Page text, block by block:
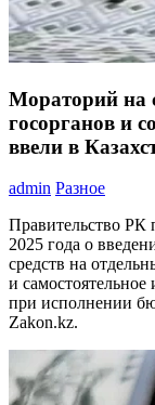
Мораторий на
госорганов и
ввели в
admin Разное
Правительство РК
2025 года о
средств на
и
при исполнении
Zakon.kz.